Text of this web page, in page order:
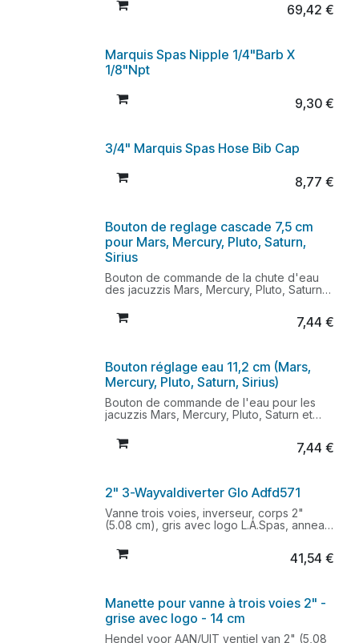
69,42 €
Marquis Spas Nipple 1/4"Barb X
1/8"Npt
9,30€
3/4" Marquis Spas Hose Bib Cap
8,77 €
Bouton de reglage cascade 7,5 cm
pour Mars, Mercury, Pluto, Saturn,
Sirius
Bouton de commande de la chute d'eau
des jacuzzis Mars, Mercury, Pluto, Saturn
Diamètre extérieur du bouton : 7,5 cm
Dimension intérieure du trou carré : 9 mm
7,44 €
Bouton réglage eau 11,2 cm (Mars,
Mercury, Pluto, Saturn, Sirius)
Bouton de commande de l'eau pour les
jacuzzis Mars, Mercury, Pluto, Saturn et
Diamètre extérieur du bouton : 11,2 cm
Dimension intérieure du trou carré : 11 mm
7,44 €
2" 3-Wayvaldiverter Glo Adfd571
Vanne trois voies, inverseur, corps 2"
(5.08 cm), gris avec logo L.A.Spas, anneau
anneau transparent : art. PTPL-
40165LLevier également disponible
jusqu'à épuisement des stocks
41,54 €
Manette pour vanne à trois voies 2" -
grise avec logo - 14 cm
Hendel voor AAN/UIT ventiel van 2" (5,08